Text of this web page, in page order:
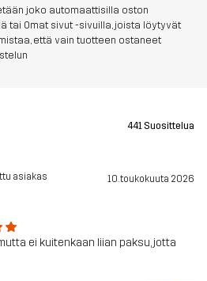
approved Lue täältä
joko automaattisilla oston
tai Omat sivut -sivuilla, joista löytyvät
että vain tuotteen ostaneet
441 Suosittelua
asiakas 10. toukokuuta 2026
ei kuitenkaan liian paksu, jotta